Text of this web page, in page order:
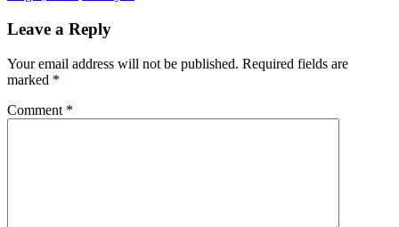
Leave a Reply
Your email address will not be published. Required fields are
marked *
Comment *